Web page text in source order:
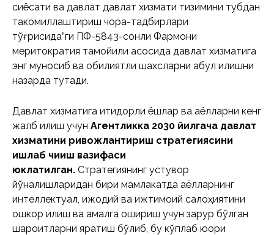
сиёсати ва давлат давлат хизмати тизимини тубдан
такомиллаштириш чора-тадбирлари
тўғрисида”ги ПФ-5843-сонли Фармони
меритократия тамойили асосида давлат хизматига
энг муносиб ва қобилиятли шахсларни қабул қилишни
назарда тутади.
Давлат хизматига иқтидорли ёшлар ва аёлларни кенг
жалб қилиш учун Агентликка 2030 йилгача давлат
хизматини ривожлантириш стратегиясини
ишлаб чиқиш вазифаси
юклатилган. Стратегиянинг устувор
йўналишларидан бири мамлакатда аёлларнинг
интеллектуал, ижодий ва ижтимоий салоҳиятини
ошкор қилиш ва амалга ошириш учун зарур бўлган
шароитларни яратиш бўлиб, бу кўплаб юқори